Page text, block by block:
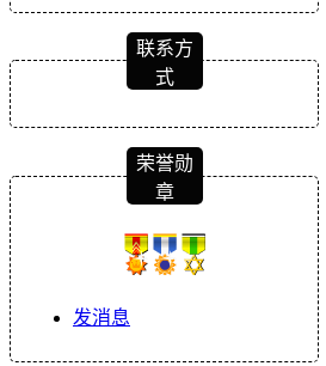
联系方
式
荣誉勋
章
发消息